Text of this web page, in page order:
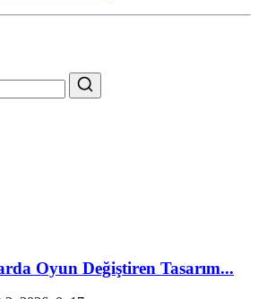
Oyun Değiştiren Tasarım...